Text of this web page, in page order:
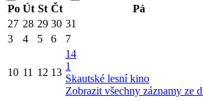
Po Út St Čt Pá
27 28 29 30 31
3
4 5 6 7
10 11 12 13
14
1
Skautské lesní kino
Zobrazit všechny záznamy ze